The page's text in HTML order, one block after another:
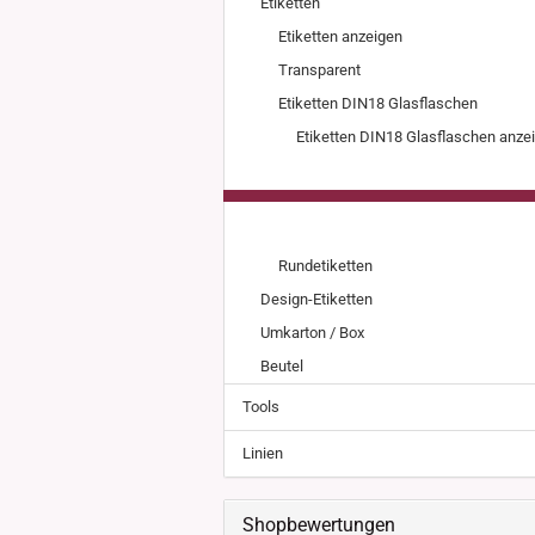
Inhalt
"Miro"
Gewinde 24/410
Gewinde 28/410
Etiketten anzeigen
Transparent
Etiketten DIN18 Glasflaschen
Etiketten DIN18 Glasflaschen
Rundetiketten
Design-Etiketten
Umkarton / Box
Beutel
Tools
Linien
Shopbewertungen